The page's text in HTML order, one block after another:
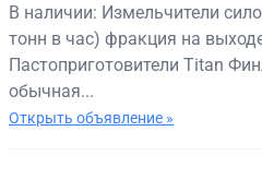
В наличии: Измельчители
тонн в час) фракция на
Пастоприготовители Titan
обычная...
Открыть объявление »